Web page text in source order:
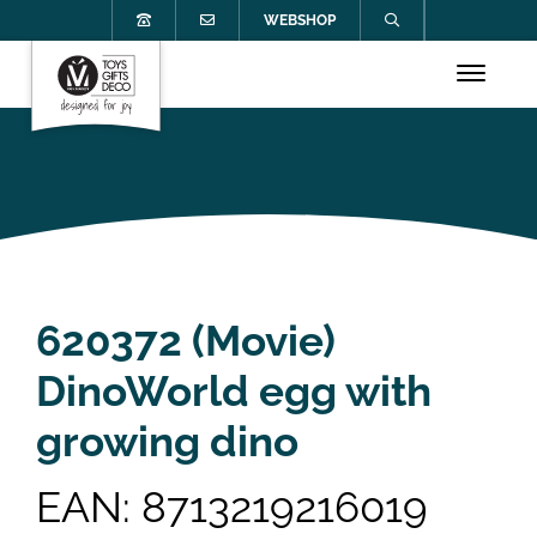
WEBSHOP
620372 (Movie)
DinoWorld egg with
growing dino
EAN: 8713219216019